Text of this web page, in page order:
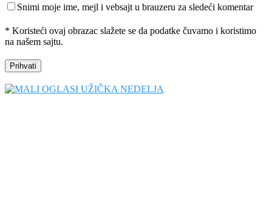
Snimi moje ime, mejl i vebsajt u brauzeru za sledeći komentar
* Koristeći ovaj obrazac slažete se da podatke čuvamo i koristimo
na našem sajtu.